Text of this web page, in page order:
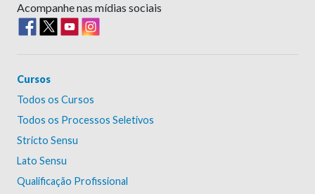
Acompanhe nas mídias sociais
Cursos
Todos os Cursos
Todos os Processos Seletivos
Stricto Sensu
Lato Sensu
Qualificação Profissional